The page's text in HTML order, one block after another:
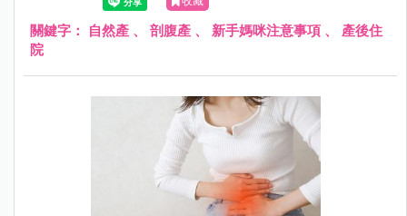
關鍵字： 自然產 、 剖腹產 、 新手媽咪注意事項 、 產後住
院